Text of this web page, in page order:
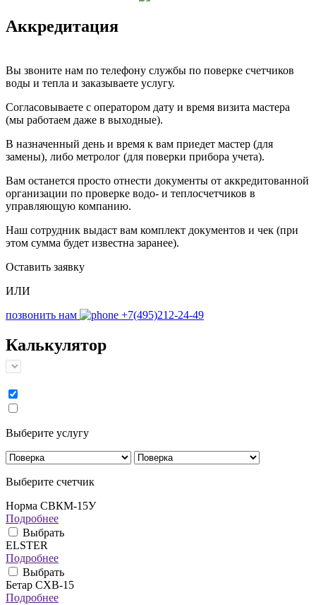
Аккредитация
Вы звоните нам по телефону службы по поверке счетчиков
воды и тепла и заказываете услугу.
Согласовываете с оператором дату и время визита мастера
(мы работаем даже в выходные).
В назначенный день и время к вам приедет мастер (для
замены), либо метролог (для поверки прибора учета).
Вам останется просто отнести документы от аккредитованной
организации по проверке водо- и теплосчетчиков в
управляющую компанию.
Наш сотрудник выдаст вам комплект документов и чек (при
этом сумма будет известна заранее).
Оставить заявку
ИЛИ
позвонить нам
+7(495)212-24-49
Калькулятор
Выберите услугу
Выберите счетчик
Норма СВКМ-15У
Подробнее
Выбрать
ELSTER
Подробнее
Выбрать
Бетар СХВ-15
Подробнее